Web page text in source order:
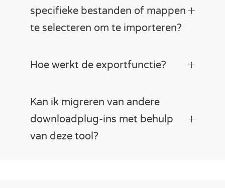
specifieke bestanden of mappen
te selecteren om te importeren?
Hoe werkt de exportfunctie?
Kan ik migreren van andere
downloadplug-ins met behulp
van deze tool?